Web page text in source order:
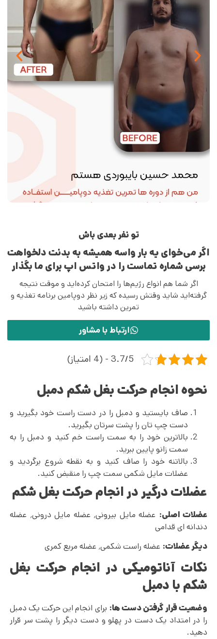
تو نفر بعدی باش
اگر می‌خوای یه بار واسه همیشه به بدنت دلخواهت
برسی شماره تماست را در واتس اپ برای ما بگذار
اگر شما هم انواع رژیم‌ها را امتحان کرده‌اید و موقت نتیجه
گرفته‌اید شاید وقتش رسیده که زیر نظر دوپامین برنامه تغذیه و
تمرین داشته باشید
ارتباط با مشاور
3.7/5 - (4 امتیاز)
نحوه انجام حرکت بغل شکم دمبل
صاف بایستید و دمبل را در دست راست خود بگیرید و
دست چپ تان را پشت سرتان بگیرید.
بالاترین خود را به سمت راست خم کنید و دمبل را به
سمت زانو پایین ببرید.
بالاتنه خود را صاف کنید و به نقطه شروع برگردید و
عضلات مایل شکمی سمت چپ را منقبض کنید.
عضلات درگیر در انجام حرکت بغل شکم
عضلات اصلی:
عضله مایل بیرونی٬ عضله مایل درونی٬ عضله
دندانه ای قدامی
دیگر عضلات: عضله راست شکمی٬ عضله مربع کمری
نکات آناتومیکی در انجام حرکت بغل
شکم با دمبل
وضعیت قرار گرفتن دست ها: برای انجام این حرکت یک دمبل
را در امتداد یک دست در پهلو و دست دیگر را پشت سر قرار
دهید.